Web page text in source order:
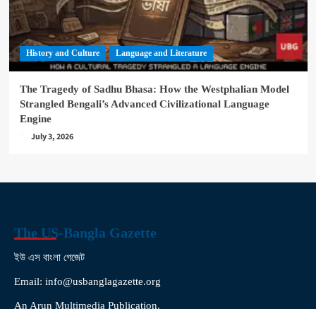
History and Culture Language and Literature
The Tragedy of Sadhu Bhasa: How the Westphalian Model
Strangled Bengali’s Advanced Civilizational Language
Engine
July 3, 2026
The US-Bangla Gazette
ইউ এস বাংলা গেজেট
Email: info@usbanglagazette.org
An Arun Multimedia Publication.